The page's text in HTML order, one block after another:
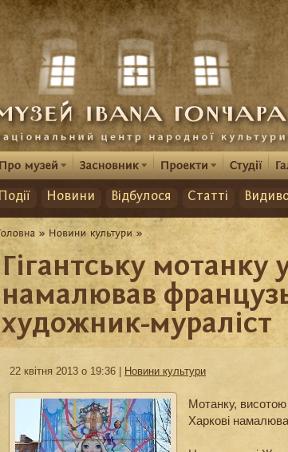
Події Новини Відбулося Статті
Гігантську мотанку
намалював
художник-мураліст
22 квітня 2013 о 19:36 | Новини культури
Мотанку,
Харкові